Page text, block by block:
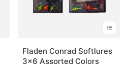
Fladen Conrad Softlures
3x6 Assorted Colors